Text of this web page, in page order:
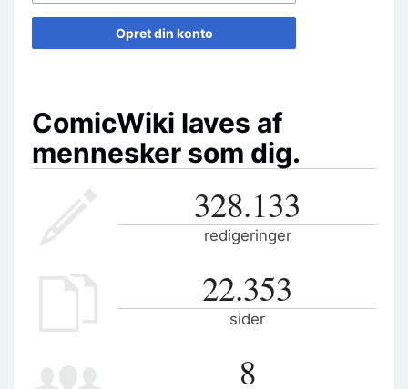
Opret din konto
ComicWiki laves af
mennesker som dig.
328.133
redigeringer
22.353
sider
8